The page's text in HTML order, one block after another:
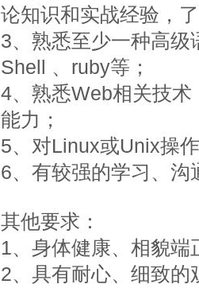
论知识和实战经验，
3、熟悉至少一种高
Shell 、ruby等；
4、熟悉Web相关技
能力；
5、对Linux或Unix操
6、有较强的学习、
其他要求：
1、身体健康、相貌端
2、具有耐心、细致